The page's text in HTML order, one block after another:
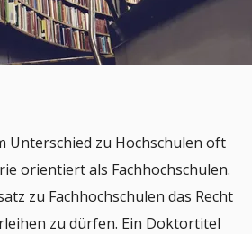
Unterschied zu Hochschulen oft
orientiert als Fachhochschulen.
zu Fachhochschulen das Recht
zu dürfen. Ein Doktortitel